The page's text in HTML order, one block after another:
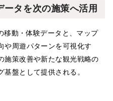
ータを次の施策へ活用
移動・体験データと、マップ
や周遊パターンを可視化す
施策改善や新たな観光戦略の
盤として提供される。